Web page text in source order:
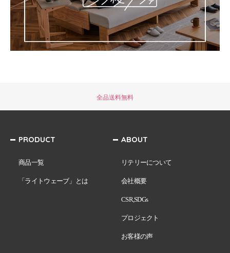
全品送料無料
PRODUCT
商品一覧
「ライトウェーブ」とは
ABOUT
リテリーについて
会社概要
CSR,SDGs
プロジェクト
お客様の声